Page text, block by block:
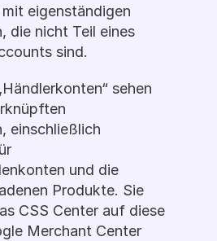
eigenständigen
die nicht Teil eines
sind.
sehen
einschließlich
und die
Produkte. Sie
CSS Center auf diese
Merchant Center